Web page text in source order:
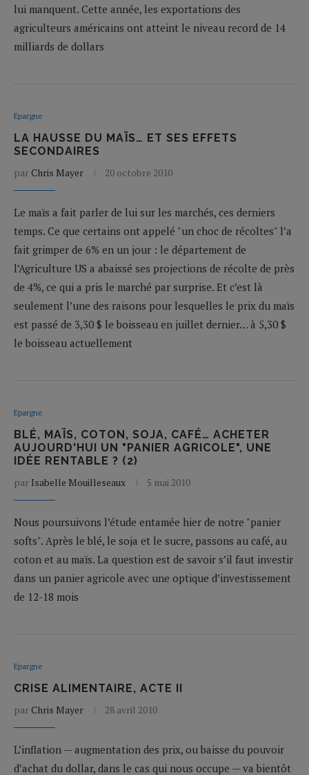
lui manquent. Cette année, les exportations des
agriculteurs américains ont atteint le niveau record de 14
milliards de dollars
Epargne
LA HAUSSE DU MAÏS… ET SES EFFETS
SECONDAIRES
parChris Mayer 20 octobre 2010
Le maïs a fait parler de lui sur les marchés, ces derniers
temps. Ce que certains ont appelé "un choc de récoltes" l’a
fait grimper de 6% en un jour : le département de
l’Agriculture US a abaissé ses projections de récolte de près
de 4%, ce qui a pris le marché par surprise. Et c’est là
seulement l’une des raisons pour lesquelles le prix du maïs
est passé de 3,30 $ le boisseau en juillet dernier… à 5,30 $
le boisseau actuellement
Epargne
BLÉ, MAÏS, COTON, SOJA, CAFÉ… ACHETER
AUJOURD'HUI UN "PANIER AGRICOLE", UNE
IDÉE RENTABLE ? (2)
par Isabelle Mouilleseaux 5 mai 2010
Nous poursuivons l’étude entamée hier de notre "panier
softs". Après le blé, le soja et le sucre, passons au café, au
coton et au maïs. La question est de savoir s’il faut investir
dans un panier agricole avec une optique d’investissement
de 12-18 mois
Epargne
CRISE ALIMENTAIRE, ACTE II
parChris Mayer 28 avril 2010
L’inflation — augmentation des prix, ou baisse du pouvoir
d’achat du dollar, dans le cas qui nous occupe — va bientôt